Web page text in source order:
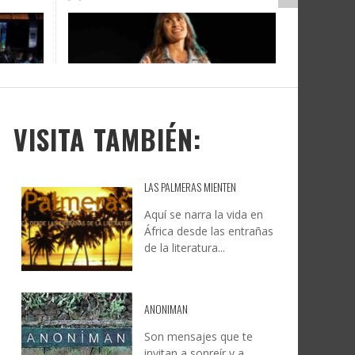
A
Y
DOCANARIAS CONVOCA A
INSTITUCIONES A REFLEXIONAR
SOBRE LA INTERNACIONALIZACIÓN
DEL CINE DE REALIDAD
JESÚS RODRÍGUEZ FALCÓN:
NATURALEZA, CAMINO Y
FOTOGRAFÍA
LEONCIO GONZÁLEZ, 9 JUNIO, 2026
VISITA TAMBIÉN:
LAS PALMERAS MIENTEN
Aquí se narra la vida en
África desde las entrañas
de la literatura...
ANONIMAN
Son mensajes que te